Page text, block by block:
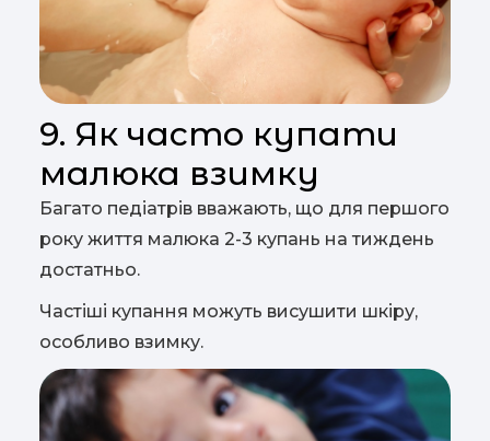
9. Як часто купати
малюка взимку
Багато педіатрів вважають, що для першого
року життя малюка 2-3 купань на тиждень
достатньо.
Частіші купання можуть висушити шкіру,
особливо взимку.